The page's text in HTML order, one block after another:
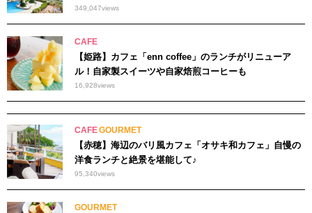
349,047views
CAFE
【姫路】カフェ「enn coffee」のランチがリニューア
ル！自家製スイーツや自家焙煎コーヒーも
16,928views
CAFEGOURMET
【赤穂】海辺のバリ風カフェ「オサキ和カフェ」自慢の
洋食ランチと絶景を堪能して♪
95,340views
GOURMET